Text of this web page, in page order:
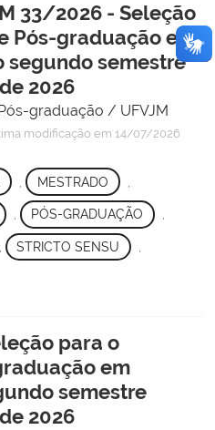
33/2026 - Seleção
Pós-graduação em
segundo semestre
2026
graduação / UFVJM
modificação em 14/07/2026
MESTRADO
, PÓS-GRADUAÇÃO ,
STRICTO SENSU
para o
em
semestre
2026